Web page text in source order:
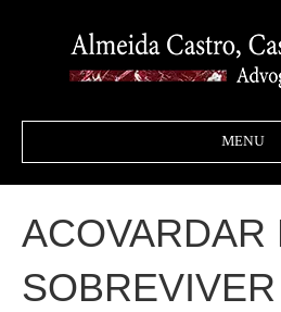
MENU
ACOVARDAR
SOBREVIVER